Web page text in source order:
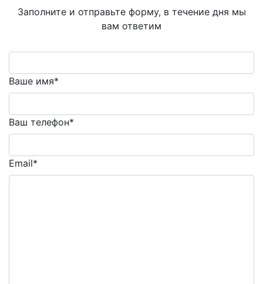
Заполните и отправьте форму, в течение дня мы
вам ответим
Ваше имя*
Ваш телефон*
Email*